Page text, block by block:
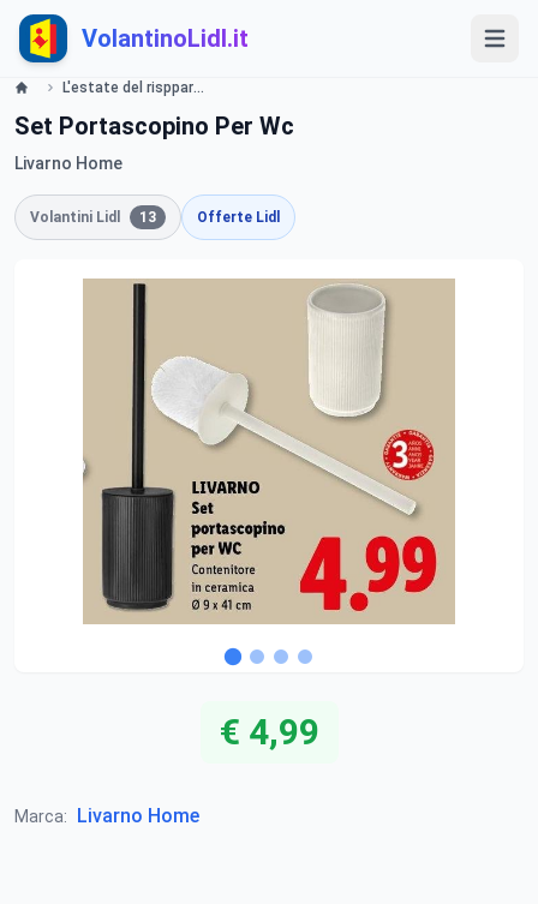
VolantinoLidl.it
L'estate del rispparmio Lidl
Set Portascopino Per Wc
Livarno Home
Volantini Lidl 13 Offerte Lidl
€ 4,99
Marca: Livarno Home